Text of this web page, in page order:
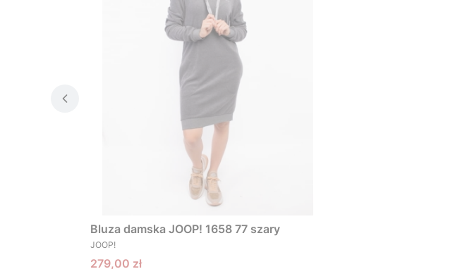
Bluza damska JOOP! 1658 77 szary
PRODUCENT
JOOP!
Cena promocyjna
279,00 zł